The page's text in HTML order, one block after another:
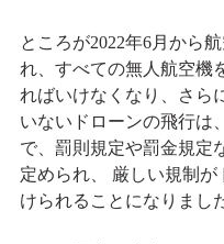
ところが2022年6月から
れ、すべての無人航空機
ればいけなくなり、さら
いないドローンの飛行は
で、罰則規定や罰金規定
定められ、 厳しい規制が
けられることになりまし